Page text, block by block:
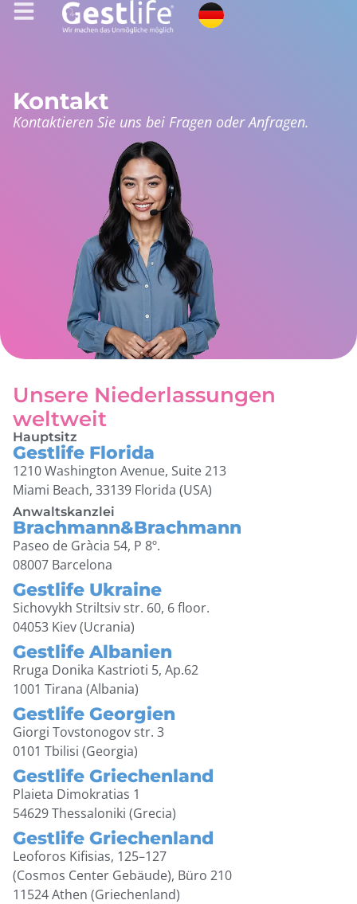
Kontakt
Kontaktieren Sie uns bei Fragen oder Anfragen.
Unsere Niederlassungen
weltweit
Hauptsitz
Gestlife Florida
1210 Washington Avenue, Suite 213
Miami Beach, 33139 Florida (USA)
Anwaltskanzlei
Brachmann&Brachmann
Paseo de Gràcia 54, P 8º.
08007 Barcelona
Gestlife Ukraine
Sichovykh Striltsiv str. 60, 6 floor.
04053 Kiev (Ucrania)
Gestlife Albanien
Rruga Donika Kastrioti 5, Ap.62
1001 Tirana (Albania)
Gestlife Georgien
Giorgi Tovstonogov str. 3
0101 Tbilisi (Georgia)
Gestlife Griechenland
Plaieta Dimokratias 1
54629 Thessaloniki (Grecia)
Gestlife Griechenland
Leoforos Kifisias, 125–127
(Cosmos Center Gebäude), Büro 210
11524 Athen (Griechenland)